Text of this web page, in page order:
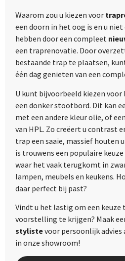
Waarom zou u kiezen voor
een doorn in het oog is en u
hebben door een compleet
een traprenovatie. Door
bestaande trap te plaatsen,
één dag genieten van een
U kunt bijvoorbeeld kiezen
een donker stootbord. Dit kan
met een andere kleur olie, of
van HPL. Zo creëert u contrast
trap een saaie, massief
is trouwens een populaire
waar het vaak terugkomt in
lampen, meubels en keukens.
daar perfect bij past?
Vindt u het lastig om een keuze
voorstelling te krijgen? Maak
stylistevoor persoonlijk advies
in onze showroom!